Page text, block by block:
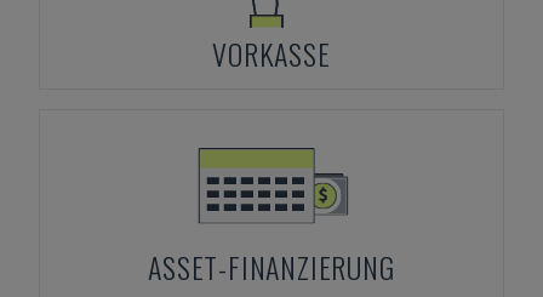
VORKASSE
ASSET-FINANZIERUNG